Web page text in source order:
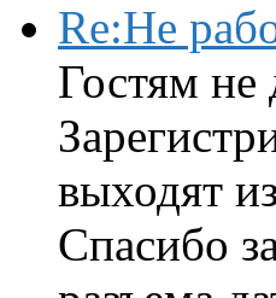
Re:Не
Гостям не
выходят
Спасибо